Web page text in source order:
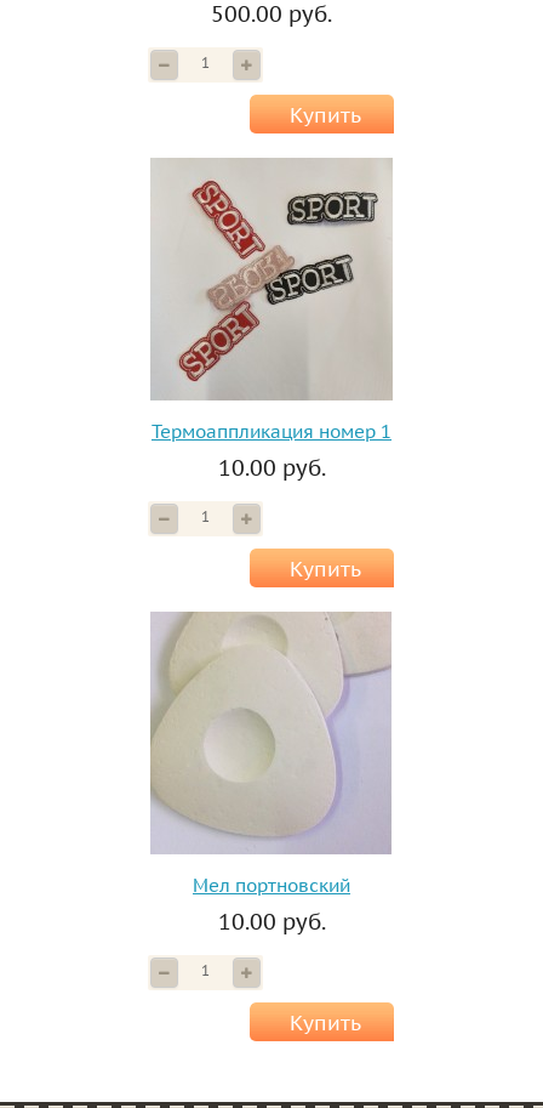
500.00 руб.
Купить
Термоаппликация номер 1
10.00 руб.
Купить
Мел портновский
10.00 руб.
Купить